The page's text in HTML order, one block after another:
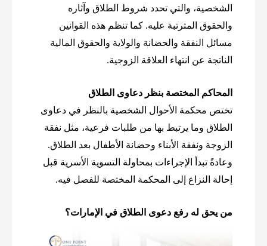
الشخصية، والتي تحدد شروط الطلاق وآثاره
والحقوق المترتبة عليه. كما تنظم هذه القوانين
مسائل النفقة والحضانة والولاية والحقوق المالية
الناتجة عن انتهاء العلاقة الزوجية.
المحاكم المختصة بنظر دعاوى الطلاق
تختص محكمة الأحوال الشخصية بالنظر في دعاوى
الطلاق وما يرتبط بها من طلبات فرعية، مثل نفقة
الزوجة ونفقة الأبناء وحضانة الأطفال بعد الطلاق.
وعادةً تبدأ الإجراءات بمحاولة التسوية الأسرية قبل
إحالة النزاع إلى المحكمة المختصة للفصل فيه.
من يحق له رفع دعوى الطلاق في الإمارات؟